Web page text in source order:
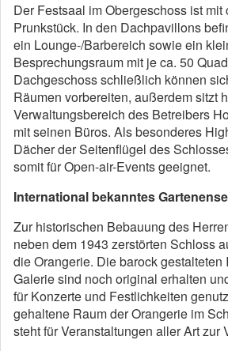
Der Festsaal im Obergeschoss ist mit
Prunkstück. In den Dachpavillons
ein Lounge-/Barbereich sowie ein
Besprechungsraum mit je ca. 50
Dachgeschoss schließlich können
Räumen vorbereiten, außerdem sitzt
Verwaltungsbereich des Betreibers
mit seinen Büros. Als besonderes
Dächer der Seitenflügel des
somit für Open-air-Events geeignet.
International bekanntes
Zur historischen Bebauung des
neben dem 1943 zerstörten Schloss
die Orangerie. Die barock gestalteten
Galerie sind noch original erhalten
für Konzerte und Festlichkeiten
gehaltene Raum der Orangerie im
steht für Veranstaltungen aller Art zur